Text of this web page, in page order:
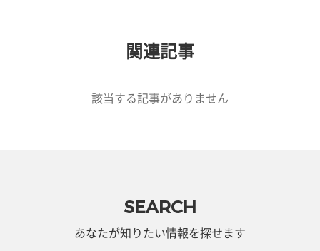
関連記事
該当する記事がありません
SEARCH
あなたが知りたい情報を探せます